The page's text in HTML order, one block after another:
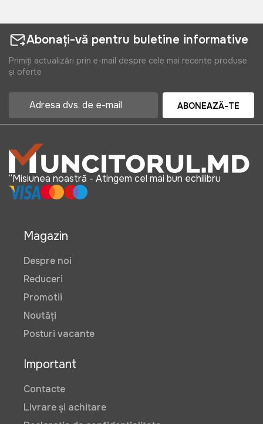
Abonați-vă pentru buletine informative
Primiți actualizări prin e-mail despre cele mai recente produse
și oferte
ABONEAZĂ-TE
“Misiunea noastră - Atingem cel mai bun echilibru
Magazin
Despre noi
Reduceri
Promotii
Noutăți
Posturi vacante
Important
Contacte
Livrare și achitare